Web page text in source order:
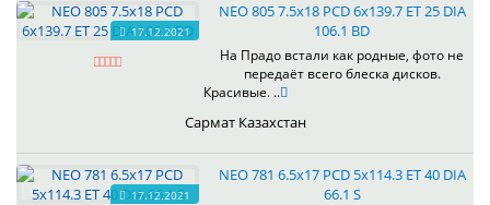
17.12.2021
NEO 805 7.5x18 PCD 6x139.7 ET 25 DIA
106.1 BD
На Прадо встали как родные, фото не
передаёт всего блеска дисков.
Красивые. ..
Сармат Казахстан
17.12.2021
NEO 781 6.5x17 PCD 5x114.3 ET 40 DIA
66.1 S